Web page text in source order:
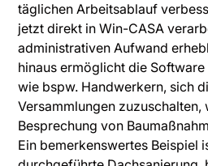
täglichen Arbeitsablauf
jetzt direkt in Win-CASA
administrativen Aufwand
hinaus ermöglicht die Software
wie bspw. Handwerkern, sich
Versammlungen zuzuschalten,
Besprechung von
Ein bemerkenswertes Beispiel